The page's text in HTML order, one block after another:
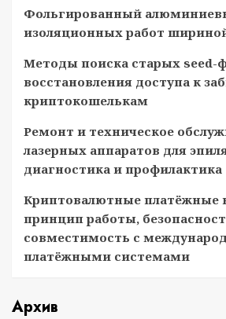
Фольгированный
изоляционных работ
Методы поиска старых seed-
восстановления доступа к
криптокошелькам
Ремонт и техническое
лазерных аппаратов для
диагностика и профилактика
Криптовалютные платёжные
принцип работы,
совместимость с
платёжными системами
Архив